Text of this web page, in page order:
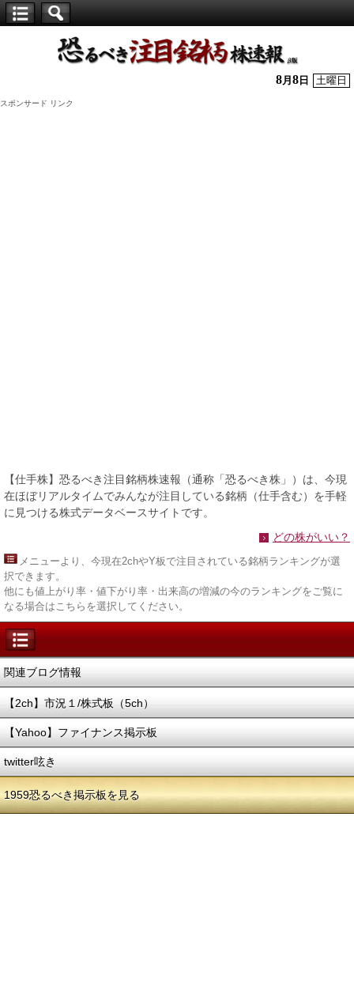
株】
8月 8 日 土曜日
スポンサード リンク
【仕手株】恐るべき注目銘柄株速報（通称「恐るべき株」）は、今現
在ほぼリアルタイムでみんなが注目している銘柄（仕手含む）を手軽
に見つける株式データベースサイトです。
どの株がいい？
メニューより、今現在2chやY板で注目されている銘柄ランキングが選
択できます。
他にも値上がり率・値下がり率・出来高の増減の今のランキングをご覧に
なる場合はこちらを選択してください。
関連ブログ情報
【2ch】市況１/株式板（5ch）
【Yahoo】ファイナンス掲示板
twitter呟き
1959恐るべき掲示板を見る